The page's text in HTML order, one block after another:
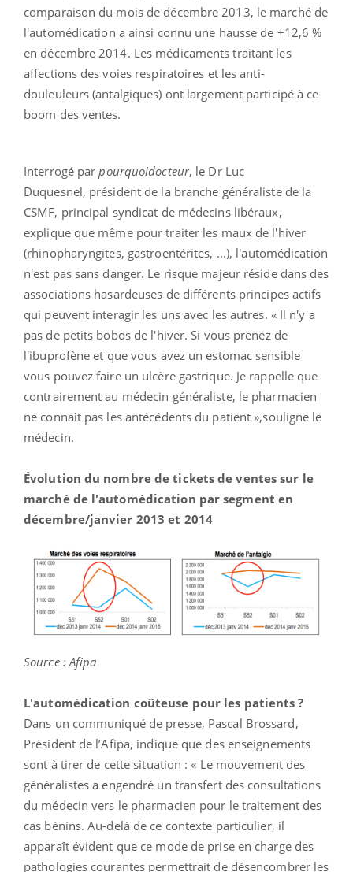
comparaison du mois de décembre 2013, le marché de
l'automédication a ainsi connu une hausse de +12,6 %
en décembre 2014. Les médicaments traitant les
affections des voies respiratoires et les anti-
douleuleurs (antalgiques) ont largement participé à ce
boom des ventes.
Interrogé parpourquoidocteur, le Dr Luc
Duquesnel, président de la branche généraliste de la
CSMF, principal syndicat de médecins libéraux,
explique que même pour traiter les maux de l'hiver
(rhinopharyngites, gastroentérites, ...), l'automédication
n'est pas sans danger. Le risque majeur réside dans des
associations hasardeuses de différents principes actifs
qui peuvent interagir les uns avec les autres. « Il n'y a
pas de petits bobos de l'hiver. Si vous prenez de
l'ibuprofène et que vous avez un estomac sensible
vous pouvez faire un ulcère gastrique. Je rappelle que
contrairement au médecin généraliste, le pharmacien
ne connaît pas les antécédents du patient »,souligne le
médecin.
Évolution du nombre de tickets de ventes sur le
marché de l'automédication par segment en
décembre/janvier 2013 et 2014
Source : Afipa
L'automédication coûteuse pour les patients ?
Dans un communiqué de presse, Pascal Brossard,
Président de l’Afipa, indique que des enseignements
sont à tirer de cette situation : « Le mouvement des
généralistes a engendré un transfert des consultations
du médecin vers le pharmacien pour le traitement des
cas bénins. Au-delà de ce contexte particulier, il
apparaît évident que ce mode de prise en charge des
pathologies courantes permettrait de désencombrer les